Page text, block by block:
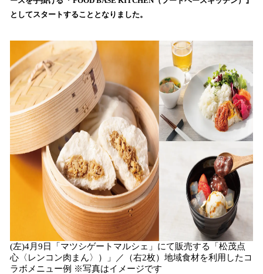
す
としてスタートすることとなりました。
(左)4月9日「マツシゲートマルシェ」にて販売する「松茂点
心〈レンコン肉まん〉）」／（右2枚）地域食材を利用したコ
ラボメニュー例 ※写真はイメージです